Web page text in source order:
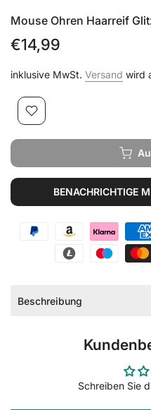
Mouse Ohren Haarreif
€14,99
inklusive MwSt. Versand wird
BENACHRICHTIGE
Beschreibung
Schreiben Sie